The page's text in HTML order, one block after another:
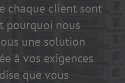
chaque client sont
pourquoi nous
une solution
à vos exigences
que vous